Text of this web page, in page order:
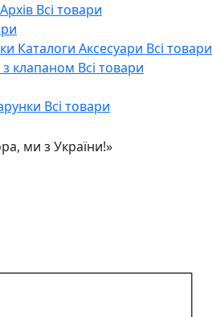
Архів Всі товари
Каталоги Аксесуари Всі товари
з клапаном Всі товари
Всі товари
ми з України!»